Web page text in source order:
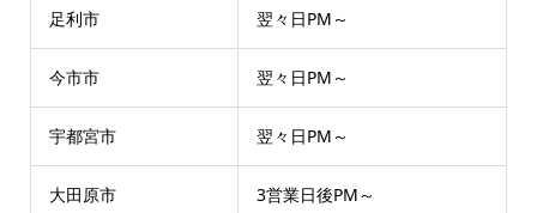
足利市 翌々日PM～
今市市 翌々日PM～
宇都宮市 翌々日PM～
大田原市 3営業日後PM～